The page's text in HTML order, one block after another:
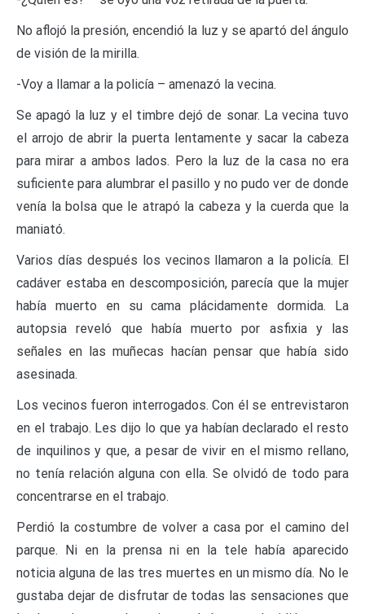
No aflojó la presión, encendió la luz y se apartó del ángulo
de visión de la mirilla.
-Voy a llamar a la policía – amenazó la vecina.
Se apagó la luz y el timbre dejó de sonar. La vecina tuvo
el arrojo de abrir la puerta lentamente y sacar la cabeza
para mirar a ambos lados. Pero la luz de la casa no era
suficiente para alumbrar el pasillo y no pudo ver de donde
venía la bolsa que le atrapó la cabeza y la cuerda que la
maniató.
Varios días después los vecinos llamaron a la policía. El
cadáver estaba en descomposición, parecía que la mujer
había muerto en su cama plácidamente dormida. La
autopsia reveló que había muerto por asfixia y las
señales en las muñecas hacían pensar que había sido
asesinada.
Los vecinos fueron interrogados. Con él se entrevistaron
en el trabajo. Les dijo lo que ya habían declarado el resto
de inquilinos y que, a pesar de vivir en el mismo rellano,
no tenía relación alguna con ella. Se olvidó de todo para
concentrarse en el trabajo.
Perdió la costumbre de volver a casa por el camino del
parque. Ni en la prensa ni en la tele había aparecido
noticia alguna de las tres muertes en un mismo día. No le
gustaba dejar de disfrutar de todas las sensaciones que